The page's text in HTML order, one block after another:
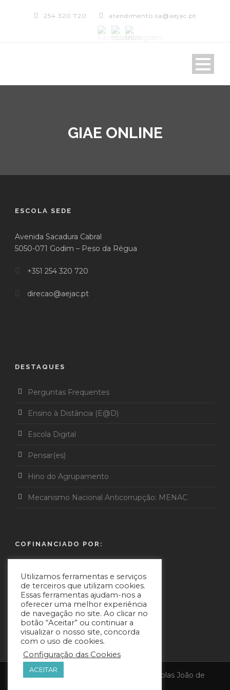
254 320 720 atendimento.sa@aejac.pt
GIAE ONLINE
ESCOLA SEDE
Avenida Sacadura Cabral
5050-071 Godim – Peso da Régua
+351 254 320 720
direcao@aejac.pt
DESTAQUES
Perguntas Frequentes
Ensino à Distância (E@D)
Escola Digital
Pensar(es)
Hino do Agrupamento
Mecanismo Nacional Anticorrupção: MENAC
COFINANCIADO POR:
Copyright © 2021 - Agrupamento de Escolas João de
Utilizamos ferramentas e serviços
de terceiros que utilizam cookies.
Essas ferramentas ajudam-nos a
oferecer uma melhor experiência
de navegação no site. Ao clicar no
botão “Aceitar” ou continuar a
visualizar o nosso site, concorda
com o uso de cookies.
Configuração das Cookies
ACEITAR